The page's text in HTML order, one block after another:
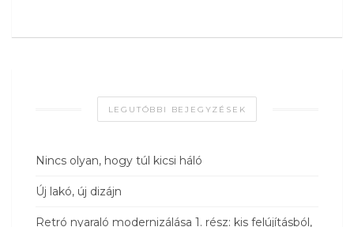
LEGUTÓBBI BEJEGYZÉSEK
Nincs olyan, hogy túl kicsi háló
Új lakó, új dizájn
Retró nyaraló modernizálása 1. rész: kis felújításból,